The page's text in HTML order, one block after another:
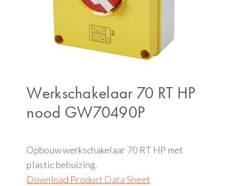
Werkschakelaar 70 RT HP
nood GW70490P
Opbouw werkschakelaar 70 RT HP met
plastic behuizing.
Download Product Data Sheet